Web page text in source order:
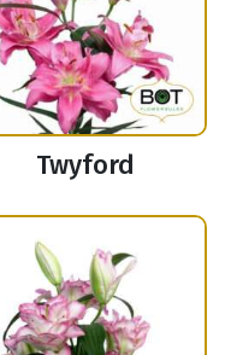
Twyford